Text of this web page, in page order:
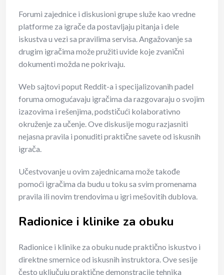
Forumi zajednice i diskusioni grupe služe kao vredne
platforme za igrače da postavljaju pitanja i dele
iskustva u vezi sa pravilima servisa. Angažovanje sa
drugim igračima može pružiti uvide koje zvanični
dokumenti možda ne pokrivaju.
Web sajtovi poput Reddit-a i specijalizovanih padel
foruma omogućavaju igračima da razgovaraju o svojim
izazovima i rešenjima, podstičući kolaborativno
okruženje za učenje. Ove diskusije mogu razjasniti
nejasna pravila i ponuditi praktične savete od iskusnih
igrača.
Učestvovanje u ovim zajednicama može takođe
pomoći igračima da budu u toku sa svim promenama
pravila ili novim trendovima u igri mešovitih dublova.
Radionice i klinike za obuku
Radionice i klinike za obuku nude praktično iskustvo i
direktne smernice od iskusnih instruktora. Ove sesije
često uključuju praktične demonstracije tehnika